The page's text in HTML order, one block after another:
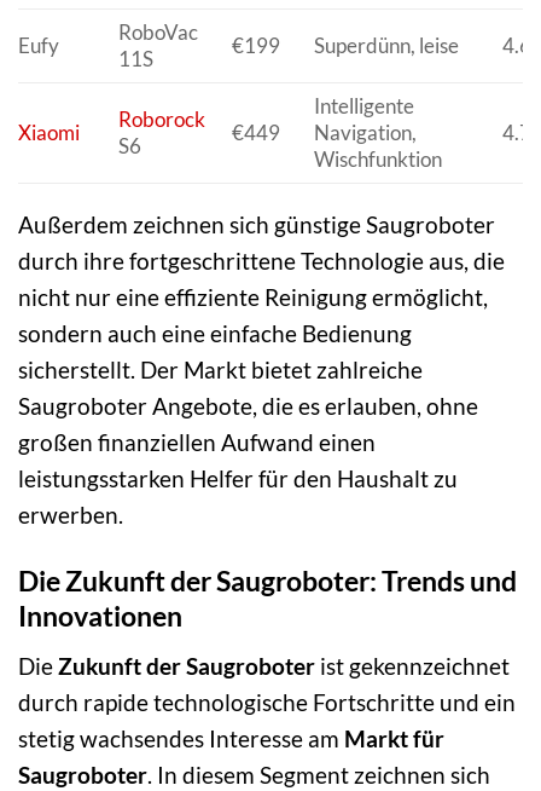
Eufy
RoboVac
11S
€199 Superdünn, leise
Xiaomi
Roborock
S6
€449
Intelligente
Navigation,
Wischfunktion
Außerdem zeichnen sich günstige Saugroboter
durch ihre fortgeschrittene Technologie aus, die
nicht nur eine effiziente Reinigung ermöglicht,
sondern auch eine einfache Bedienung
sicherstellt. Der Markt bietet zahlreiche
Saugroboter Angebote, die es erlauben, ohne
großen finanziellen Aufwand einen
leistungsstarken Helfer für den Haushalt zu
erwerben.
Die Zukunft der Saugroboter: Trends und
Innovationen
DieZukunft der Saugroboter ist gekennzeichnet
durch rapide technologische Fortschritte und ein
stetig wachsendes Interesse am Markt für
Saugroboter. In diesem Segment zeichnen sich